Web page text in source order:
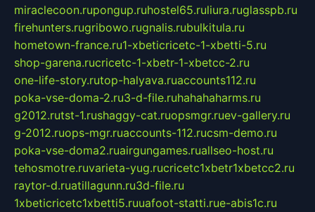
miraclecoon.rupongup.ruhostel65.ruliura.ruglasspb.ru
firehunters.rugribowo.rugnalis.rubulkitula.ru
hometown-france.ru1-xbeticricetc-1-xbetti-5.ru
shop-garena.rucricetc-1-xbetr-1-xbetcc-2.ru
one-life-story.rutop-halyava.ruaccounts112.ru
poka-vse-doma-2.ru3-d-file.ruhahahaharms.ru
g2012.rutst-1.rushaggy-cat.ruopsmgr.ruev-gallery.ru
g-2012.ruops-mgr.ruaccounts-112.rucsm-demo.ru
poka-vse-doma2.ruairgungames.ruallseo-host.ru
tehosmotre.ruvarieta-yug.rucricetc1xbetr1xbetcc2.ru
raytor-d.ruatillagunn.ru3d-file.ru
1xbeticricetc1xbetti5.ruuafoot-statti.rue-abis1c.ru